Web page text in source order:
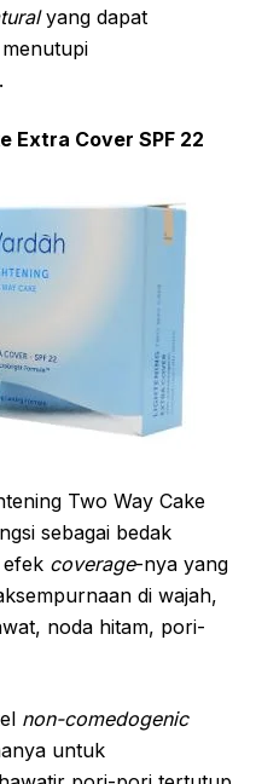
yang dapat
Extra Cover SPF 22
Two Way Cake
sebagai bedak
coverage-nya yang
di wajah,
noda hitam, pori-
non-comedogenic
untuk